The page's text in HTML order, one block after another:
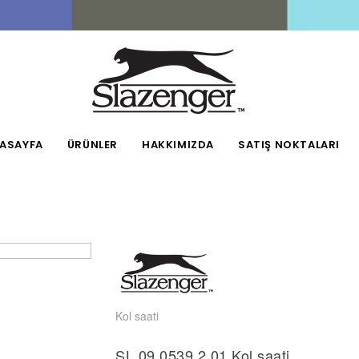
ÜRÜNLER HAKKIMIZDA SATIŞ NOKTALARI
Kol saati
SL.09.0539.2.01 Kol saati